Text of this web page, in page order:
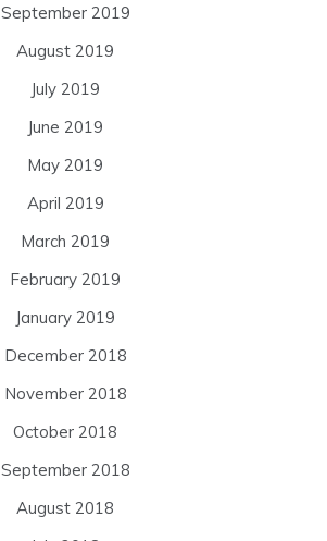
September 2019
August 2019
July 2019
June 2019
May 2019
April 2019
March 2019
February 2019
January 2019
December 2018
November 2018
October 2018
September 2018
August 2018